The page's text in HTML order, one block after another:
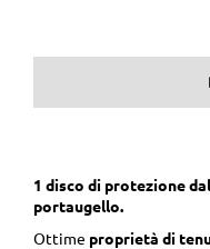
1 disco di protezione
portaugello.
Ottime proprietà di